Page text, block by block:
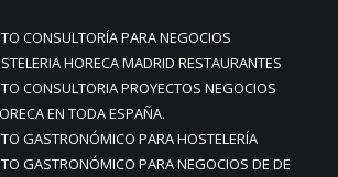
CONSULTORÍA PARA NEGOCIOS
HORECA MADRID RESTAURANTES
CONSULTORIA PROYECTOS NEGOCIOS
EN TODA ESPAÑA.
GASTRONÓMICO PARA HOSTELERÍA
GASTRONÓMICO PARA NEGOCIOS DE DE